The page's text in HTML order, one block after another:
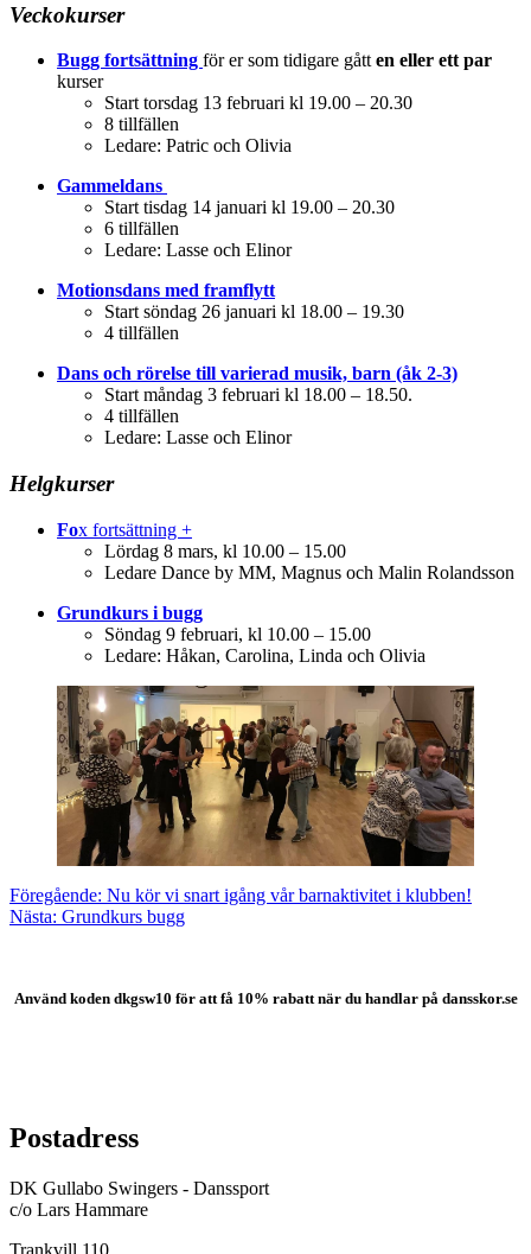
Veckokurser
Bugg fortsättning för er som tidigare gått en eller ett par
kurser
Start torsdag 13 februari kl 19.00 – 20.30
8 tillfällen
Ledare: Patric och Olivia
Gammeldans
Start tisdag 14 januari kl 19.00 – 20.30
6 tillfällen
Ledare: Lasse och Elinor
Motionsdans med framflytt
Start söndag 26 januari kl 18.00 – 19.30
4 tillfällen
Dans och rörelse till varierad musik, barn (åk 2-3)
Start måndag 3 februari kl 18.00 – 18.50.
4 tillfällen
Ledare: Lasse och Elinor
Helgkurser
Fox fortsättning +
Lördag 8 mars, kl 10.00 – 15.00
Ledare Dance by MM, Magnus och Malin Rolandsson
Grundkurs i bugg
Söndag 9 februari, kl 10.00 – 15.00
Ledare: Håkan, Carolina, Linda och Olivia
Inläggsnavigering
Föregående: Nu kör vi snart igång vår barnaktivitet i klubben!
Nästa: Grundkurs bugg
Använd kodendkgsw10 för att få 10% rabatt när du handlar på dansskor.se
Postadress
DK Gullabo Swingers - Danssport
c/o Lars Hammare